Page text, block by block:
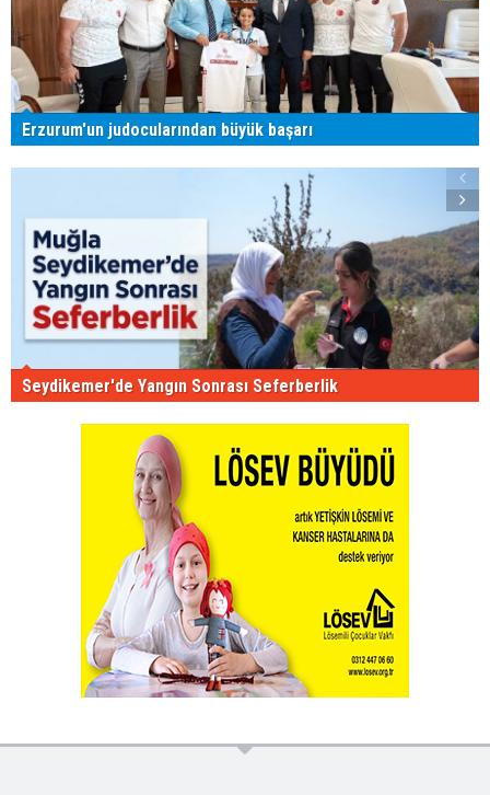
Erzurum'un judocularından büyük başarı
Seydikemer'de Yangın Sonrası Seferberlik